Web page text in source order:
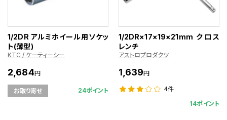
1/2DR アルミホイール用ソケッ
ト(薄型)
KTC / ケーティーシー
2,684円
お取り寄せ 24ポイント
1/2DR×17×19×21mm クロス
レンチ
アストロプロダクツ
1,639円
4件
14ポイント